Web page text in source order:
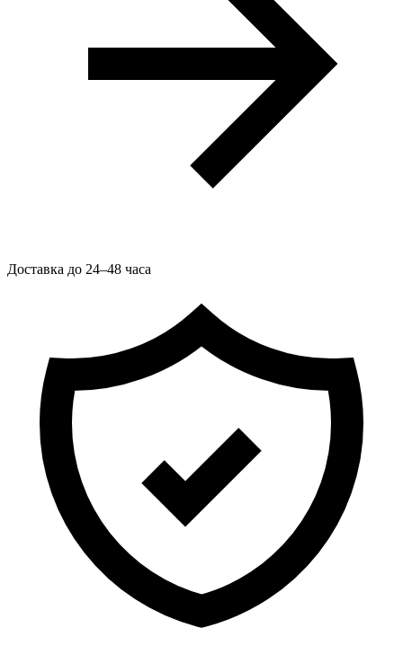
Доставка до 24–48 часа